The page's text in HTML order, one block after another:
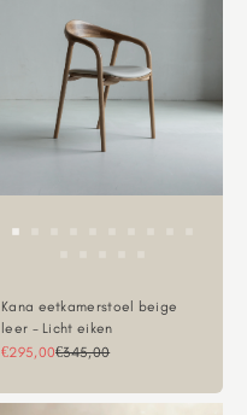
Kana eetkamerstoel beige
leer - Licht eiken
Aanbiedingsprijs
€295,00Normale prijs
€345,00